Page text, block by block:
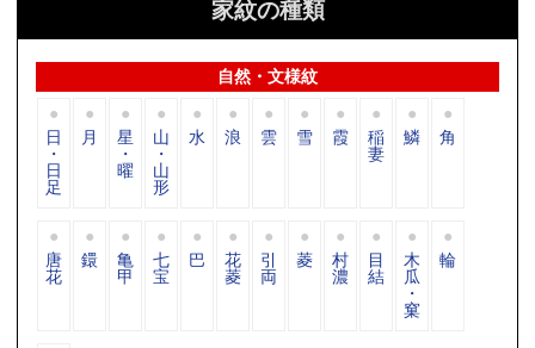
家紋の種類
自然・文様紋
日
・
日
足
月 星
・
曜
山
・
山
形
水 浪 雲 雪 霞 稲
妻
鱗 角
唐
花
鐶 亀
甲
七
宝
巴 花
菱
引
両
菱 村
濃
目
結
木
瓜
・
窠
輪